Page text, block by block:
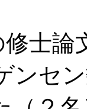
修士
ンセ